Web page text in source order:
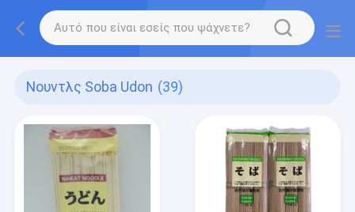
Νουντλς Soba Udon (39)